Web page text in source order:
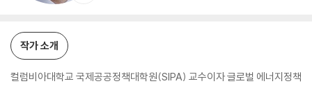
작가 소개
컬럼비아대학교 국제공공정책대학원(SIPA) 교수이자 글로벌 에너지정책